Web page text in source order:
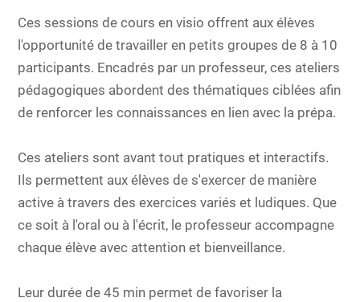
​​Ces sessions de cours en visio offrent aux élèves
l'opportunité de travailler en petits groupes de 8 à 10
participants. Encadrés par un professeur, ces ateliers
pédagogiques abordent des thématiques ciblées afin
de renforcer les connaissances en lien avec la prépa.
Ces ateliers sont avant tout pratiques et interactifs.
Ils permettent aux élèves de s'exercer de manière
active à travers des exercices variés et ludiques. Que
ce soit à l'oral ou à l'écrit, le professeur accompagne
chaque élève avec attention et bienveillance.
Leur durée de 45 min permet de favoriser la